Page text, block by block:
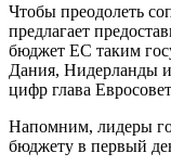
Чтобы преодолеть
предлагает
бюджет ЕС таким
Дания, Нидерланды
цифр глава
Напомним, лидеры
бюджету в первый